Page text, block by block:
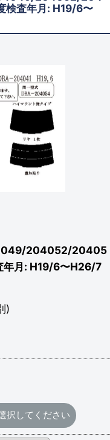
査年月: H19/6〜
204052/20405
月: H19/6〜H26/7
)
択してください